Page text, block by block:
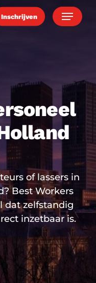
Inschrijven Menu
of lassers in
Best Workers
dat zelfstandig
inzetbaar is.